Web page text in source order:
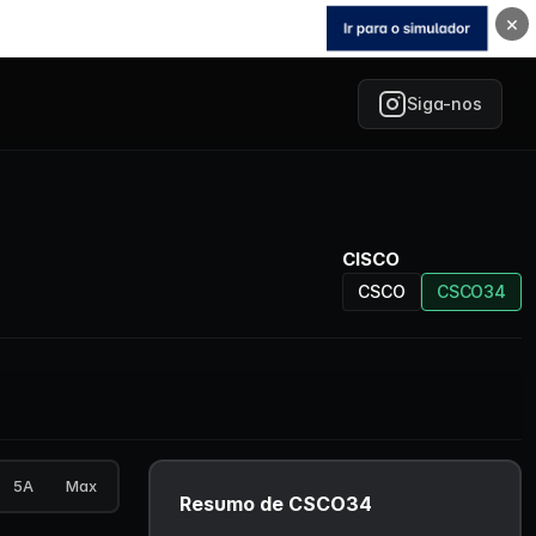
×
Siga-nos
CISCO
CSCO CSCO34
5A Max
Resumo de CSCO34